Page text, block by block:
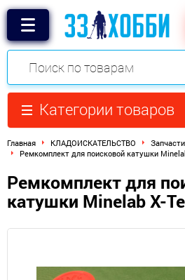
Категории товаров
Главная КЛАДОИСКАТЕЛЬСТВО
Ремкомплект для поисковой катушки
Ремкомплект для
катушки Minelab X-